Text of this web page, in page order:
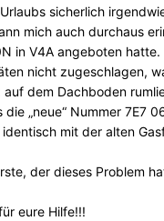
sicherlich
mich auch durchaus
in V4A angeboten
nicht zugeschlagen,
dem Dachboden
„neue“ Nummer 7E7
mit der alten
der dieses Problem
eure Hilfe!!!